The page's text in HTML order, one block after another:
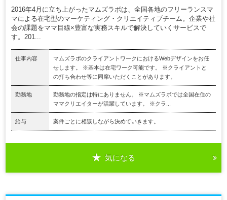
2016年4月に立ち上がったマムズラボは、全国各地のフリーランスマ
マによる在宅型のマーケティング・クリエイティブチーム。企業や社
会の課題をママ目線×豊富な実務スキルで解決していくサービスで
す。201...
仕事内容
マムズラボのクライアントワークにおけるWebデザインをお任
せします。 ※基本は在宅ワーク可能です。 ※クライアントと
の打ち合わせ等に同席いただくことがあります。
勤務地
勤務地の指定は特にありません。 ※マムズラボでは全国在住の
ママクリエイターが活躍しています。 ※クラ...
給与 案件ごとに相談しながら決めていきます。
気になる